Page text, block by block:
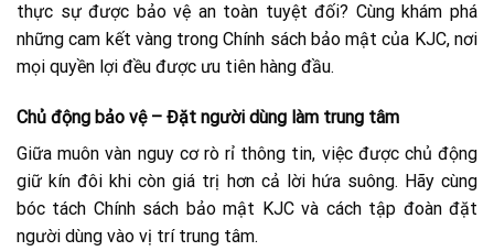
thực sự được bảo vệ an toàn tuyệt đối? Cùng khám phá
những cam kết vàng trong Chính sách bảo mật của KJC, nơi
mọi quyền lợi đều được ưu tiên hàng đầu.
Chủ động bảo vệ – Đặt người dùng làm trung tâm
Giữa muôn vàn nguy cơ rò rỉ thông tin, việc được chủ động
giữ kín đôi khi còn giá trị hơn cả lời hứa suông. Hãy cùng
bóc tách Chính sách bảo mật KJC và cách tập đoàn đặt
người dùng vào vị trí trung tâm.